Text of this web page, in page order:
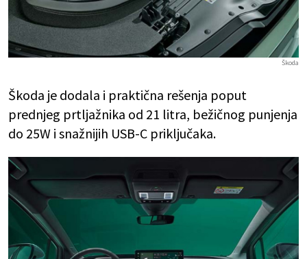
Škoda
Škoda je dodala i praktična rešenja poput
prednjeg prtljažnika od 21 litra, bežičnog punjenja
do 25W i snažnijih USB-C priključaka.